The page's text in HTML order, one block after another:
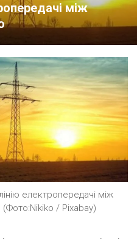
між
електропередачі між
/ Pixabay)